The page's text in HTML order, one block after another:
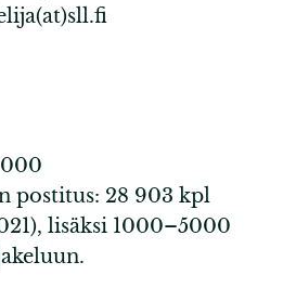
000
postitus: 28 903 kpl
lisäksi 1000–5000